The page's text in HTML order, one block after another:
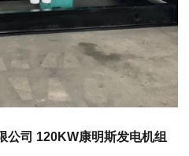
公司 120KW康明斯发电机组